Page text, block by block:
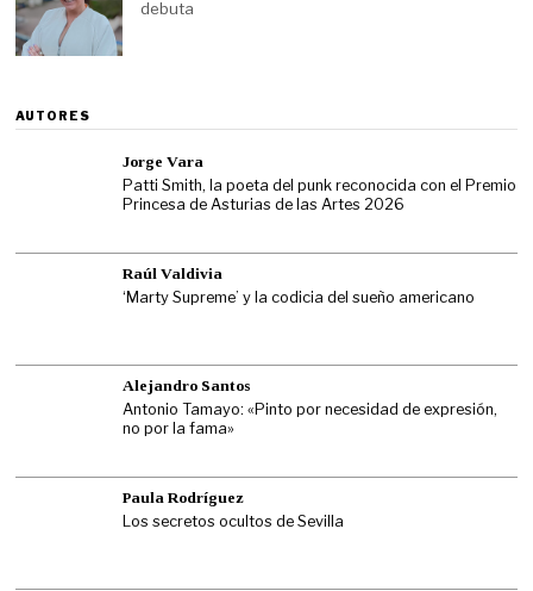
debuta
AUTORES
Jorge Vara
Patti Smith, la poeta del punk reconocida con el Premio
Princesa de Asturias de las Artes 2026
Raúl Valdivia
‘Marty Supreme’ y la codicia del sueño americano
Alejandro Santos
Antonio Tamayo: «Pinto por necesidad de expresión,
no por la fama»
Paula Rodríguez
Los secretos ocultos de Sevilla